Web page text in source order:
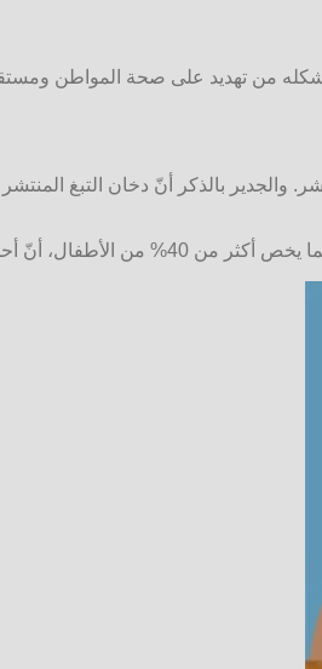
من تهديد على صحة المواطن
وأنّ أكثر من 50 مادة منها تسبّب السرطان لدى البشر.
الأقلّ يمارس التدخين.